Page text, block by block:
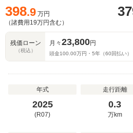
398.9 万円
（諸費用 19万円含む）
残価ローン
（税込）
月々23,800円
頭金100.00万円・ 5年（60 回払い）
年式
2025
(R07)
走行距離
0.3
万km